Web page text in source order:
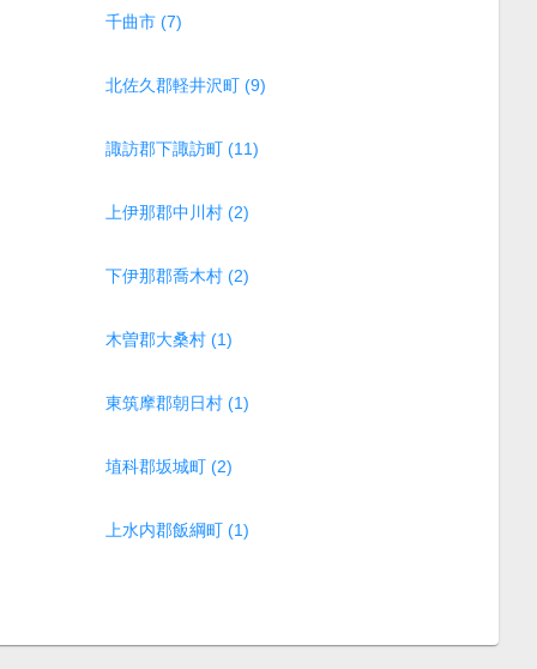
千曲市 (7)
北佐久郡軽井沢町 (9)
諏訪郡下諏訪町 (11)
上伊那郡中川村 (2)
下伊那郡喬木村 (2)
木曽郡大桑村 (1)
東筑摩郡朝日村 (1)
埴科郡坂城町 (2)
上水内郡飯綱町 (1)